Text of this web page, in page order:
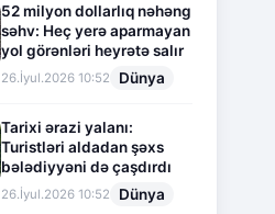
52 milyon dollarlıq nəhəng
səhv: Heç yerə aparmayan
yol görənləri heyrətə salır
26.İyul.2026 10:52 Dünya
Tarixi ərazi yalanı:
Turistləri aldadan şəxs
bələdiyyəni də çaşdırdı
26.İyul.2026 10:52 Dünya